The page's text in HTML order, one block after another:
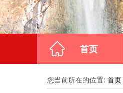
首页
您当前所在的位置: 首页